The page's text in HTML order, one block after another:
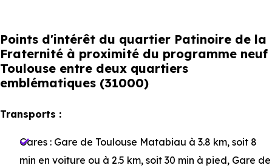
Points d'intérêt du quartier Patinoire de la
Fraternité à proximité du programme neuf
Toulouse entre deux quartiers
emblématiques (31000)
Transports :
Gares : Gare de Toulouse Matabiau à 3.8 km, soit 8
min en voiture ou à 2.5 km, soit 30 min à pied, Gare de